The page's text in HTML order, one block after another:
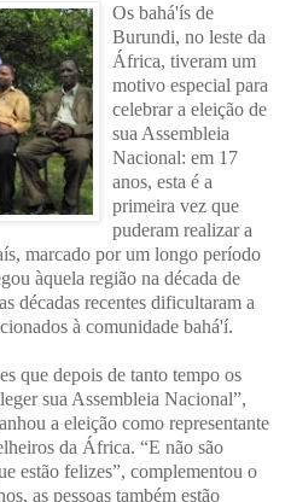
Os bahá'ís de
Burundi, no leste da
África, tiveram um
motivo especial para
celebrar a eleição de
sua Assembleia
Nacional: em 17
anos, esta é a
primeira vez que
puderam realizar a
marcado por um longo período
àquela região na década de
décadas recentes dificultaram a
à comunidade bahá'í.
que depois de tanto tempo os
sua Assembleia Nacional”,
a eleição como representante
da África. “E não são
estão felizes”, complementou o
as pessoas também estão